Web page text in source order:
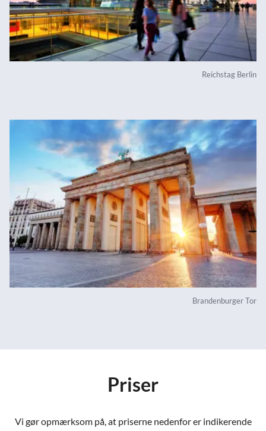
Reichstag Berlin
Brandenburger Tor
Priser
Vi gør opmærksom på, at priserne nedenfor er indikerende